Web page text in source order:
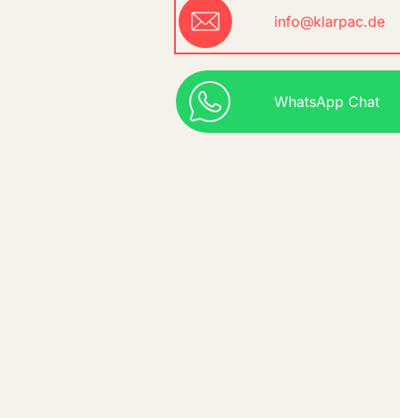
Unsere Artikel sind zertifiziert oder
stammen beispielsweise aus natürlich
gewachsenen Ressourcen ohne
Zusatzstoffe. Viele Verpackungen sind
biologisch abbaubar und erfüllen höchste
Standards an Umweltverträglichkeit.
info@klarpac.de
WhatsApp Chat